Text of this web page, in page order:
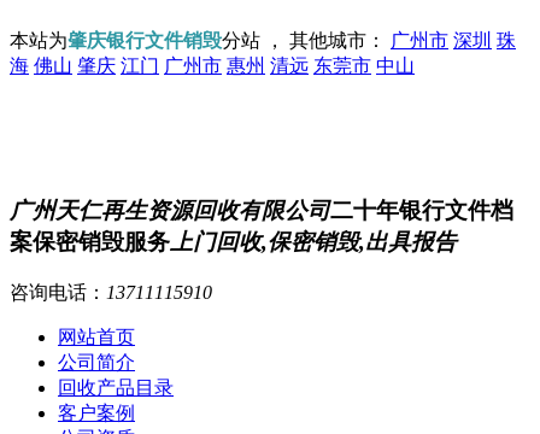
本站为肇庆银行文件销毁分站 ， 其他城市： 广州市 深圳 珠
海 佛山 肇庆 江门 广州市 惠州 清远 东莞市 中山
广州天仁再生资源回收有限公司二十年银行文件档
案保密销毁服务 上门回收,保密销毁,出具报告
咨询电话： 13711115910
网站首页
公司简介
回收产品目录
客户案例